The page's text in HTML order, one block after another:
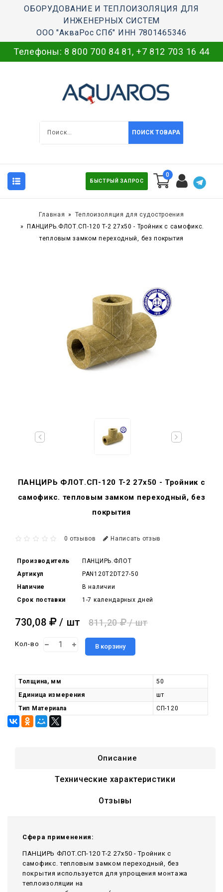
ОБОРУДОВАНИЕ И ТЕПЛОИЗОЛЯЦИЯ ДЛЯ
ИНЖЕНЕРНЫХ СИСТЕМ
ООО "АкваРос СПб" ИНН 7801465346
Телефоны: 8 800 700 84 81, +7 812 703 16 44
ПОИСК ТОВАРА
БЫСТРЫЙ ЗАПРОС
0
Главная
Теплоизоляция для судостроения
ПАНЦИРЬ.ФЛОТ.СП-120 T-2 27x50 - Тройник c самофикс.
тепловым замком переходный, без покрытия
ПАНЦИРЬ ФЛОТ.СП-120 T-2 27x50 - Тройник c
самофикс. тепловым замком переходный, без
покрытия
0 отзывов Написать отзыв
Производитель
ПАНЦИРЬ.ФЛОТ
Артикул
PAN120T2DT27-50
Наличие
В наличии
Срок поставки
1-7 календарных дней
730,08 / шт 811,20 / шт
Кол-во В корзину
Толщина, мм
50
Единица измерения
шт
Тип Материала
СП-120
Описание
Технические характеристики
Отзывы
Сфера применения:
ПАНЦИРЬ ФЛОТ.СП-120 T-2 27x50 - Тройник c
самофикс. тепловым замком переходный, без
покрытия используется для упрощения монтажа
теплоизоляции на